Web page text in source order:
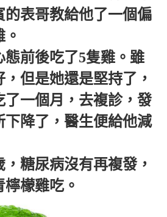
的表哥教給他了一個偏
前後吃了5隻雞。雖
但是她還是堅持了，
了一個月，去複診，發
下降了，醫生便給他減
糖尿病沒有再複發，
檬雞吃。